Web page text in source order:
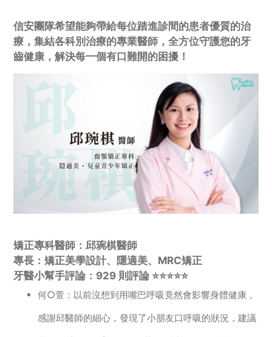
信安團隊希望能夠帶給每位踏進診間的患者優質的治
療，集結各科別治療的專業醫師，全方位守護您的牙
齒健康，解決每一個有口難開的困擾！
矯正專科醫師：邱琬棋醫師
專長：矯正美學設計、隱適美、MRC矯正
牙醫小幫手評論：929 則評論 ⭐️⭐️⭐️⭐️⭐️
何○萱：以前沒想到用嘴巴呼吸竟然會影響身體健康，
感謝邱醫師的細心，發現了小朋友口呼吸的狀況，建議